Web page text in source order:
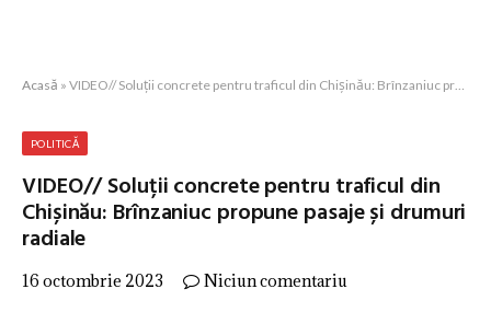
Acasă » VIDEO// Soluții concrete pentru traficul din Chișinău: Brînzaniuc propune pasaje și drumuri radiale
POLITICĂ
VIDEO// Soluții concrete pentru traficul din
Chișinău: Brînzaniuc propune pasaje și drumuri
radiale
16 octombrie 2023 Niciun comentariu